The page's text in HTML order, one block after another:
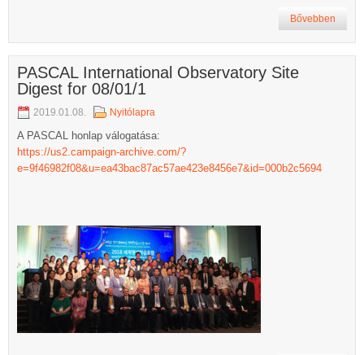
Bővebben
PASCAL International Observatory Site
Digest for 08/01/1
2019.01.08. Nyitólapra
A PASCAL honlap válogatása:
https://us2.campaign-archive.com/?
e=9f46982f08&u=ea43bac87ac57ae423e8456e7&id=000b2c5694